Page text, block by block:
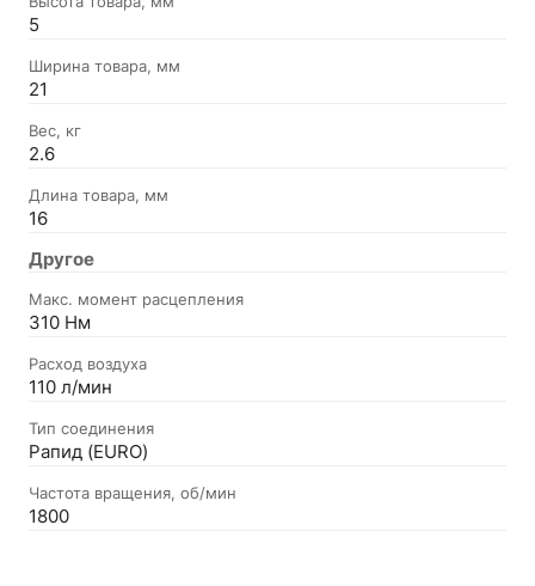
5
Ширина товара, мм
21
Вес, кг
2.6
Длина товара, мм
16
Другое
Макс. момент расцепления
310 Нм
Расход воздуха
110 л/мин
Тип соединения
Рапид (EURO)
Частота вращения, об/мин
1800